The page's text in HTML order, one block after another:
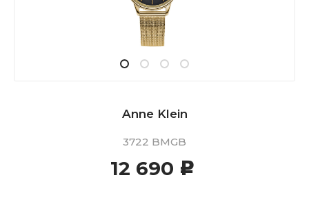
Anne Klein
3722 BMGB
12 690 c